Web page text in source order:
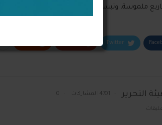
ملموسة، وتبسيط الإطار القانوني المرتبط بالإنتاج
Twitter
التحرير 4701 المشاركات 0